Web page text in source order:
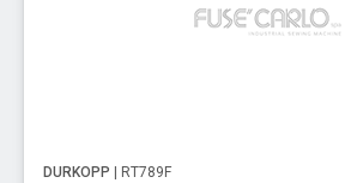
DURKOPP | RT789F